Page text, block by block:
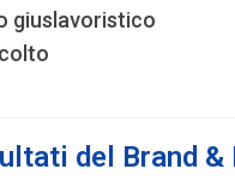
giuslavoristico
del Brand